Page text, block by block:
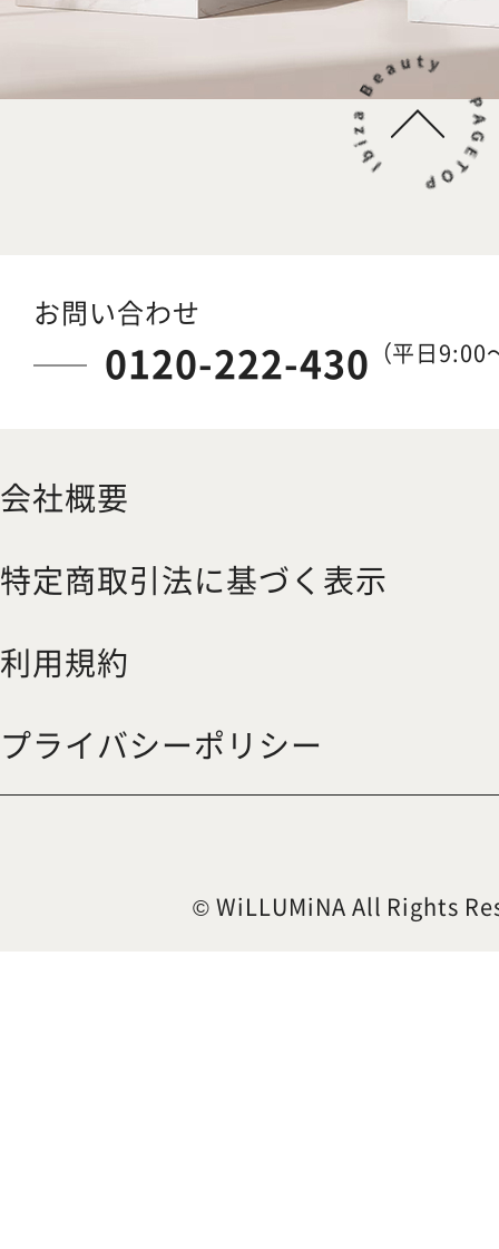
お問い合わせ
0120-222-430 （平日
会社概要
特定商取引法に基づく表示
利用規約
プライバシーポリシー
© WiLLUMiNA All Rights